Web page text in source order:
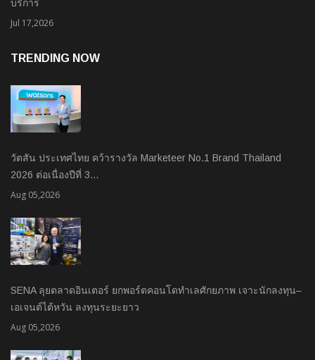
บริการ
Jul 17,2026
TRENDING NOW
วัตสัน ประเทศไทย คว้ารางวัล Marketeer No.1 Brand Thailand
2026 ต่อเนื่องปีที่ 3…
Aug 05,2026
SENA ลุยตลาดอินเตอร์ ยกพอร์ตคอนโดทำเลศักยภาพ เจาะนักลงทุน–
เอเจนต์ไต้หวัน ลงทุนระยะยาว
Aug 05,2026